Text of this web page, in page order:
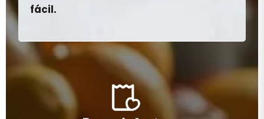
fácil.